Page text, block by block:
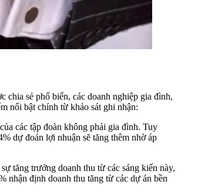
sẻ phổ biến, các doanh nghiệp gia đình,
nổi bật chính từ khảo sát ghi nhận:
các tập đoàn không phải gia đình. Tuy
dự đoán lợi nhuận sẽ tăng thêm nhờ áp
tăng trưởng doanh thu từ các sáng kiến này,
nhận định doanh thu tăng từ các dự án bền